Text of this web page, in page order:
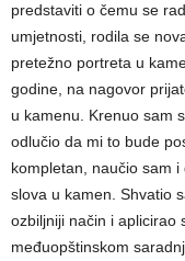
predstaviti o čemu se
umjetnosti, rodila se
pretežno portreta u
godine, na nagovor
u kamenu. Krenuo sam
odlučio da mi to bude
kompletan, naučio sam
slova u kamen. Shvatio
ozbiljniji način i aplicirao
međuopštinskom